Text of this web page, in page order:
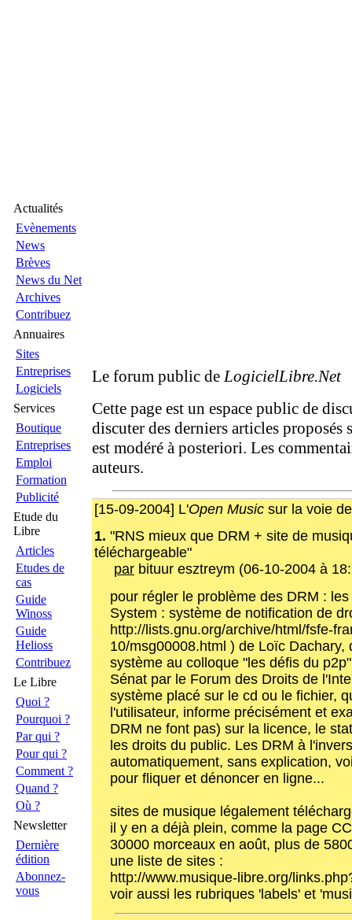
Actualités
Evènements
News
Brèves
News du Net
Archives
Contribuez
Annuaires
Sites
Entreprises
Logiciels
Services
Boutique
Entreprises
Emploi
Formation
Publicité
Etude du
Libre
Articles
Etudes de
cas
Guide
Winoss
Guide
Helioss
Contribuez
Le Libre
Quoi ?
Pourquoi ?
Par qui ?
Pour qui ?
Comment ?
Quand ?
Où ?
Newsletter
Dernière
édition
Abonnez-
vous
Le forum public deLogicielLibre.Net
Cette page est un espace public de
discuter des derniers articles proposés
est modéré à posteriori. Les
auteurs.
[15-09-2004] L'Open Music sur la voie
1. "RNS mieux que DRM + site de
téléchargeable"
par bituur esztreym (06-10-2004 à
pour régler le problème des DRM :
System : système de notification de
http://lists.gnu.org/archive/html/fsfe-
10/msg00008.html ) de Loïc Dachary,
système au colloque "les défis du
Sénat par le Forum des Droits de
système placé sur le cd ou le fichier,
l'utilisateur, informe précisément et
DRM ne font pas) sur la licence, le
les droits du public. Les DRM à
automatiquement, sans explication,
pour fliquer et dénoncer en ligne...
sites de musique légalement
il y en a déjà plein, comme la page
30000 morceaux en août, plus de
une liste de sites :
http://www.musique-libre.org/
voir aussi les rubriques 'labels' et